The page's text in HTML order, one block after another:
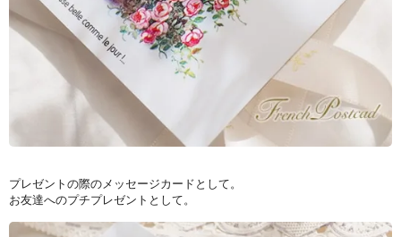
プレゼントの際のメッセージカードとして。
お友達へのプチプレゼントとして。